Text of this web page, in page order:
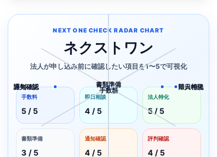
NEXT ONE CHECK RADAR CHART
ネクストワン
法人が申し込み前に確認したい項目を1〜5で可視化
手数料 即日相談
法人特化
書類準備
通知確認
評判確認
1
2
3
4
5
手数料
5 / 5
即日相談
4 / 5
法人特化
5 / 5
書類準備
3 / 5
通知確認
4 / 5
評判確認
4 / 5